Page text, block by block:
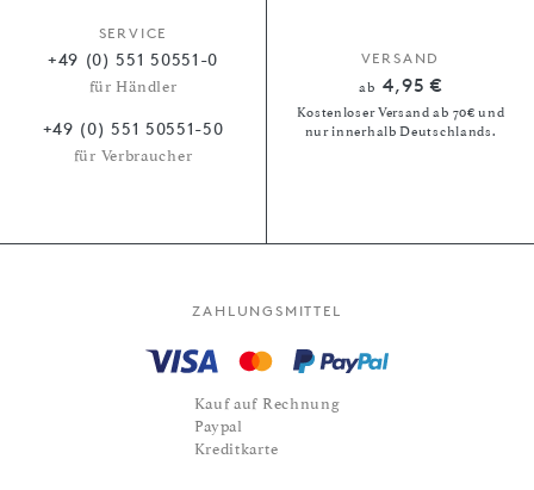
SERVICE
+49 (0) 551 50551-0
für Händler
+49 (0) 551 50551-50
für Verbraucher
VERSAND
ab 4,95 €
Kostenloser Versand ab 70€ und
nur innerhalb Deutschlands.
ZAHLUNGSMITTEL
Kauf auf Rechnung
Paypal
Kreditkarte